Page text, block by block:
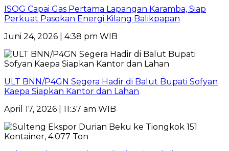
ISOG Capai Gas Pertama Lapangan Karamba, Siap
Perkuat Pasokan Energi Kilang Balikpapan
Juni 24, 2026 | 4:38 pm WIB
ULT BNN/P4GN Segera Hadir di Balut Bupati Sofyan
Kaepa Siapkan Kantor dan Lahan
April 17, 2026 | 11:37 am WIB